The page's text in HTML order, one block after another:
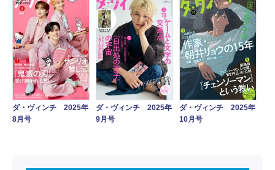
ダ・ヴィンチ 2025年
8月号
ダ・ヴィンチ 2025年
9月号
ダ・ヴィンチ 2025年
10月号